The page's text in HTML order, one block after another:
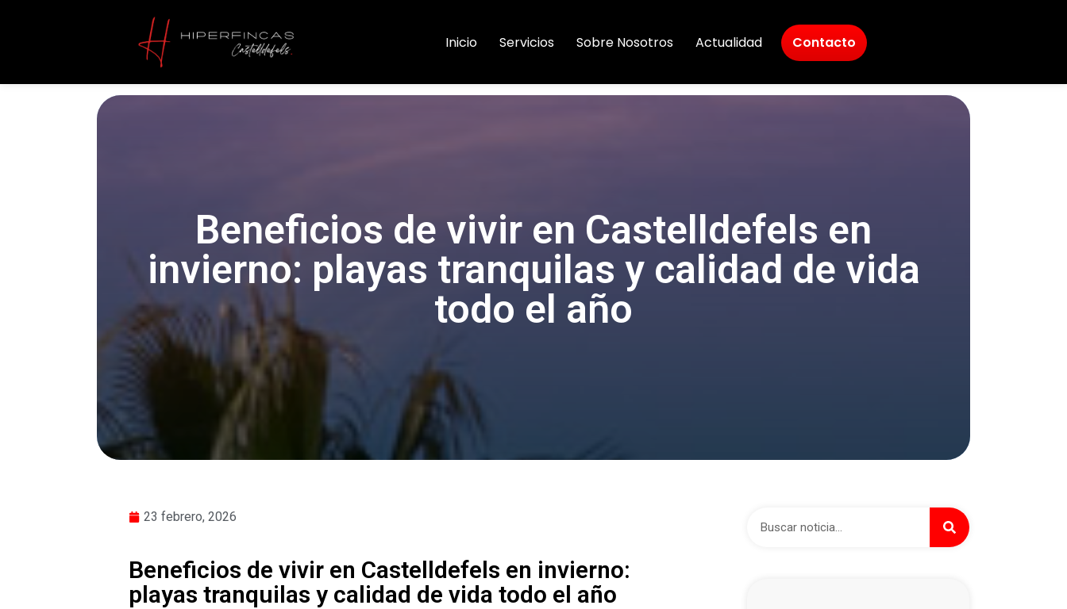
Inicio Servicios Sobre Nosotros Actualidad Contacto
Beneficios de vivir en Castelldefels en
invierno: playas tranquilas y calidad de vida
todo el año
23 febrero, 2026
Beneficios de vivir en Castelldefels en invierno:
playas tranquilas y calidad de vida todo el año